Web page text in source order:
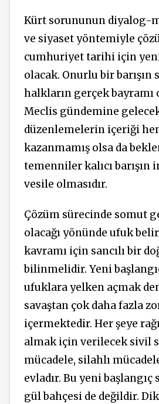
Kürt sorununun diyalog-
ve siyaset yöntemiyle
cumhuriyet tarihi için
olacak. Onurlu bir barışın
halkların gerçek bayramı
Meclis gündemine
düzenlemelerin içeriği
kazanmamış olsa da
temenniler kalıcı barışın
vesile olmasıdır.
Çözüm sürecinde somut
olacağı yönünde ufuk
kavramı için sancılı bir
bilinmelidir. Yeni
ufuklara yelken açmak
savaştan çok daha fazla
içermektedir. Her şeye
almak için verilecek sivil
mücadele, silahlı
evladır. Bu yeni başlangıç
gül bahçesi de değildir.